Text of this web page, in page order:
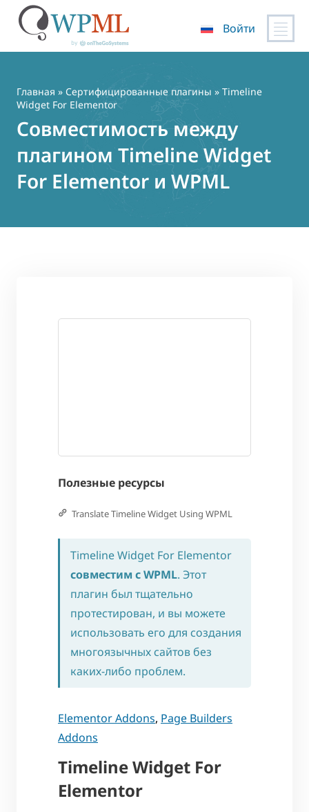
содержимому
Войти
Главная » Сертифицированные плагины » Timeline
Widget For Elementor
Совместимость между
плагином Timeline Widget
For Elementor и WPML
Полезные ресурсы
Translate Timeline Widget Using WPML
Timeline Widget For Elementor
совместим с WPML. Этот
плагин был тщательно
протестирован, и вы можете
использовать его для создания
многоязычных сайтов без
каких-либо проблем.
Elementor Addons, Page Builders
Addons
Timeline Widget For
Elementor